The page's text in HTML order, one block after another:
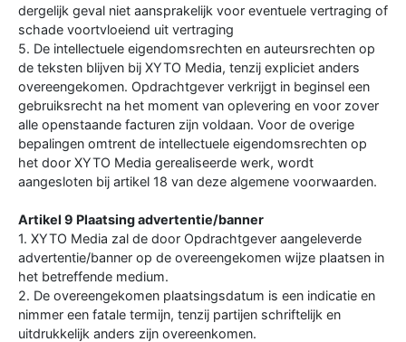
dergelijk geval niet aansprakelijk voor eventuele vertraging of
schade voortvloeiend uit vertraging
5. De intellectuele eigendomsrechten en auteursrechten op
de teksten blijven bij XYTO Media, tenzij expliciet anders
overeengekomen. Opdrachtgever verkrijgt in beginsel een
gebruiksrecht na het moment van oplevering en voor zover
alle openstaande facturen zijn voldaan. Voor de overige
bepalingen omtrent de intellectuele eigendomsrechten op
het door XYTO Media gerealiseerde werk, wordt
aangesloten bij artikel 18 van deze algemene voorwaarden.
Artikel 9 Plaatsing advertentie/banner
1. XYTO Media zal de door Opdrachtgever aangeleverde
advertentie/banner op de overeengekomen wijze plaatsen in
het betreffende medium.
2. De overeengekomen plaatsingsdatum is een indicatie en
nimmer een fatale termijn, tenzij partijen schriftelijk en
uitdrukkelijk anders zijn overeenkomen.